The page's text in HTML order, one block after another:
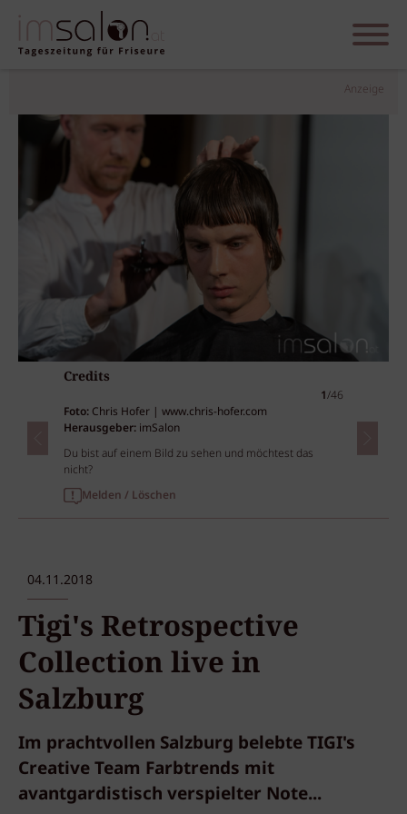
Anzeige
Credits
1/46
Foto: Chris Hofer | www.chris-hofer.com
Herausgeber: imSalon
Du bist auf einem Bild zu sehen und möchtest das
nicht?
Melden / Löschen
04.11.2018
Tigi's Retrospective
Collection live in
Salzburg
Im prachtvollen Salzburg belebte TIGI's
Creative Team Farbtrends mit
avantgardistisch verspielter Note...